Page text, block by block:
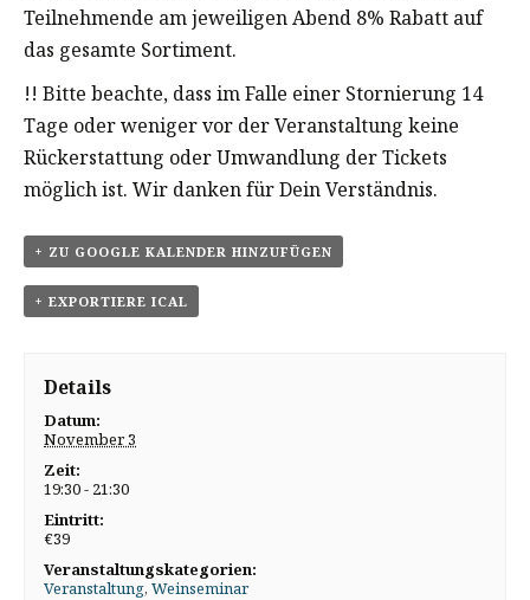
Teilnehmende am jeweiligen Abend 8% Rabatt auf
das gesamte Sortiment.
!! Bitte beachte, dass im Falle einer Stornierung 14
Tage oder weniger vor der Veranstaltung keine
Rückerstattung oder Umwandlung der Tickets
möglich ist. Wir danken für Dein Verständnis.
+ ZU GOOGLE KALENDER HINZUFÜGEN
+ EXPORTIERE ICAL
Details
Datum:
November 3
Zeit:
19:30 - 21:30
Eintritt:
€39
Veranstaltungskategorien:
Veranstaltung,Weinseminar